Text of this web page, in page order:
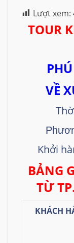
Lượt xem:
TOUR
VỀ
Khởi
BẢNG
TỪ
KHÁCH